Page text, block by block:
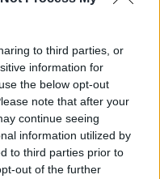
to third parties, or
information for
the below opt-out
note that after your
continue seeing
information utilized by
to third parties prior to
out of the further